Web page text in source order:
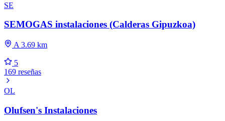
SE
SEMOGAS instalaciones (Calderas Gipuzkoa)
A 3.69 km
5
169 reseñas
OL
Olufsen's Instalaciones